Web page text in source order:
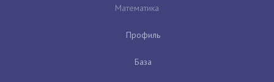
Математика
Профиль
База